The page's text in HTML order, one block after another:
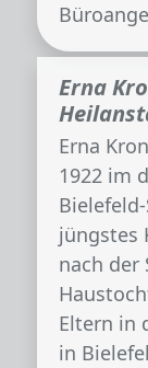
Erna
Erna
1922 im
jüngstes
nach der
Eltern in
in